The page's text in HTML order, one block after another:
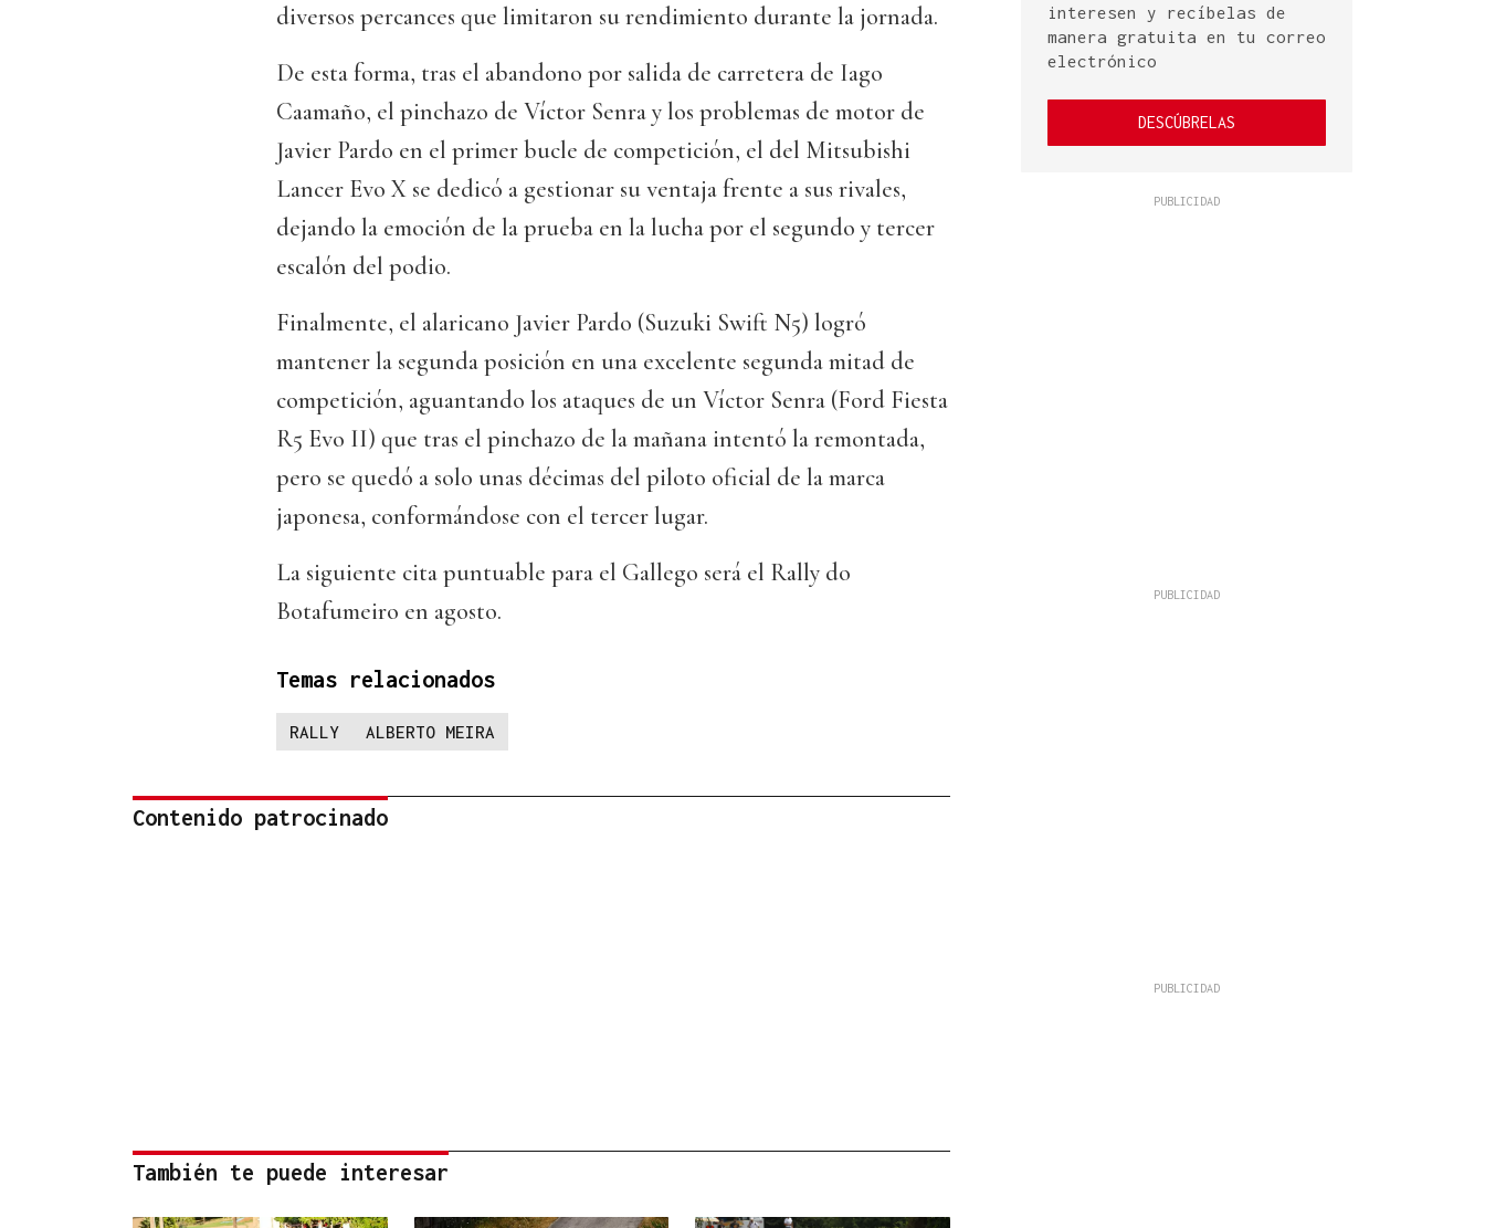
diversos percances que limitaron su rendimiento durante la jornada.
De esta forma, tras el abandono por salida de carretera de Iago
Caamaño, el pinchazo de Víctor Senra y los problemas de motor de
Javier Pardo en el primer bucle de competición, el del Mitsubishi
Lancer Evo X se dedicó a gestionar su ventaja frente a sus rivales,
dejando la emoción de la prueba en la lucha por el segundo y tercer
escalón del podio.
Finalmente, el alaricano Javier Pardo (Suzuki Swift N5) logró
mantener la segunda posición en una excelente segunda mitad de
competición, aguantando los ataques de un Víctor Senra (Ford Fiesta
R5 Evo II) que tras el pinchazo de la mañana intentó la remontada,
pero se quedó a solo unas décimas del piloto oficial de la marca
japonesa, conformándose con el tercer lugar.
La siguiente cita puntuable para el Gallego será el Rally do
Botafumeiro en agosto.
Temas relacionados
RALLY ALBERTO MEIRA
Contenido patrocinado
También te puede interesar
interesen y recíbelas de
manera gratuita en tu correo
electrónico
DESCÚBRELAS